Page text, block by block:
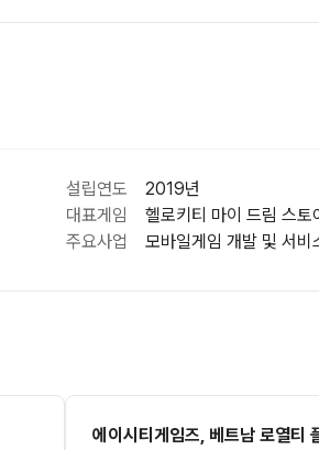
설립연도
2019년
대표게임
주요사업 모바일게임 개발 및 서비
에이시티게임즈, 베트남 로열티